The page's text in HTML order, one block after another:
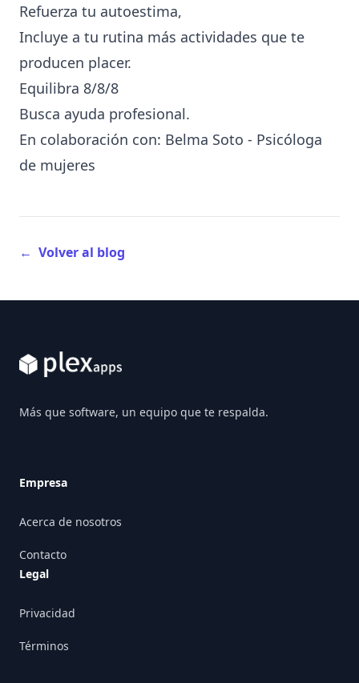
Refuerza tu autoestima,
Incluye a tu rutina más actividades que te
producen placer.
Equilibra 8/8/8
Busca ayuda profesional.
En colaboración con: Belma Soto - Psicóloga
de mujeres
← Volver al blog
Más que software, un equipo que te respalda.
Empresa
Acerca de nosotros
Contacto
Legal
Privacidad
Términos